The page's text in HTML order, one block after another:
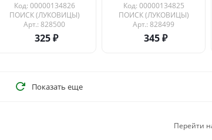
Код: 00000134826
ПОИСК (ЛУКОВИЦЫ)
Арт.: 828500
325
Код: 00000134825
ПОИСК (ЛУКОВИЦЫ)
Арт.: 828499
345
Показать еще
Перейти